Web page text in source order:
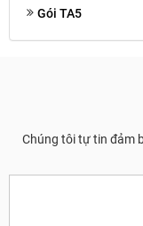
Gói TA5
Chúng tôi tự tin đảm